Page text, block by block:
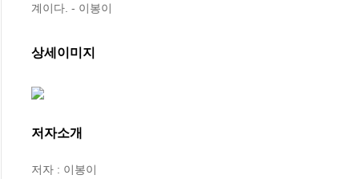
계이다. - 이봉이
상세이미지
저자소개
저자 : 이봉이